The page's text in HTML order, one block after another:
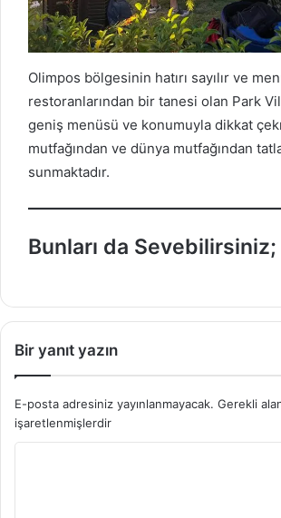
Olimpos bölgesinin hatırı sayılır ve
restoranlarından bir tanesi olan Park
geniş menüsü ve konumuyla dikkat
mutfağından ve dünya mutfağından
sunmaktadır.
Bunları da Sevebilirsiniz;
Bir yanıt yazın
E-posta adresiniz yayınlanmayacak. Gerekli
işaretlenmişlerdir